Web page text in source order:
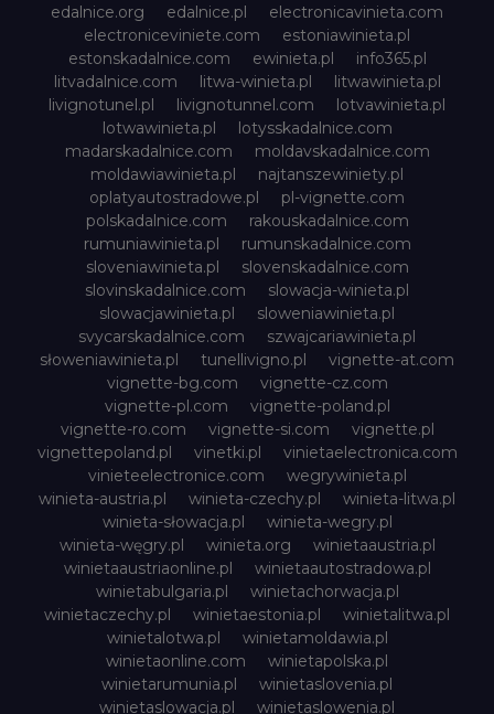
edalnice.org
edalnice.pl
electronicavinieta.com
electroniceviniete.com
estoniawinieta.pl
estonskadalnice.com
ewinieta.pl
info365.pl
litvadalnice.com
litwa-winieta.pl
litwawinieta.pl
livignotunel.pl
livignotunnel.com
lotvawinieta.pl
lotwawinieta.pl
lotysskadalnice.com
madarskadalnice.com
moldavskadalnice.com
moldawiawinieta.pl
najtanszewiniety.pl
oplatyautostradowe.pl
pl-vignette.com
polskadalnice.com
rakouskadalnice.com
rumuniawinieta.pl
rumunskadalnice.com
sloveniawinieta.pl
slovenskadalnice.com
slovinskadalnice.com
slowacja-winieta.pl
slowacjawinieta.pl
sloweniawinieta.pl
svycarskadalnice.com
szwajcariawinieta.pl
słoweniawinieta.pl
tunellivigno.pl
vignette-at.com
vignette-bg.com
vignette-cz.com
vignette-pl.com
vignette-poland.pl
vignette-ro.com
vignette-si.com
vignette.pl
vignettepoland.pl
vinetki.pl
vinietaelectronica.com
vinieteelectronice.com
wegrywinieta.pl
winieta-austria.pl
winieta-czechy.pl
winieta-litwa.pl
winieta-słowacja.pl
winieta-wegry.pl
winieta-węgry.pl
winieta.org
winietaaustria.pl
winietaaustriaonline.pl
winietaautostradowa.pl
winietabulgaria.pl
winietachorwacja.pl
winietaczechy.pl
winietaestonia.pl
winietalitwa.pl
winietalotwa.pl
winietamoldawia.pl
winietaonline.com
winietapolska.pl
winietarumunia.pl
winietaslovenia.pl
winietaslowacja.pl
winietaslowenia.pl